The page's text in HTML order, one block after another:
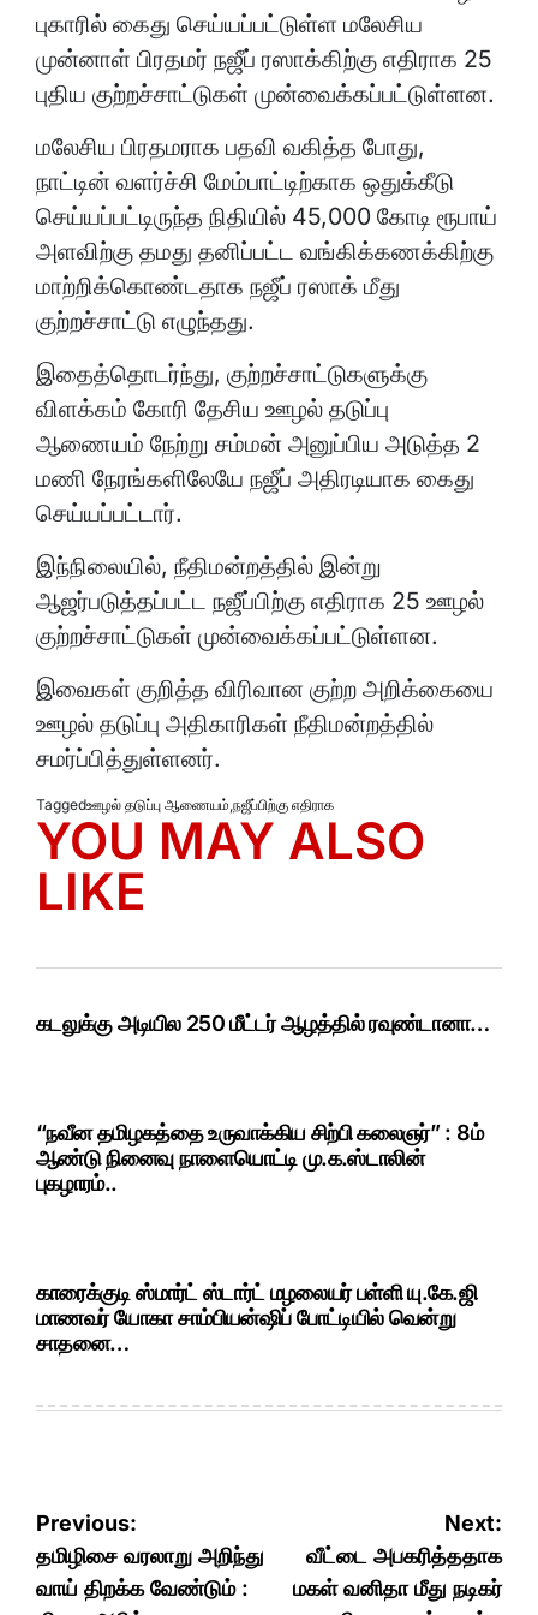
புகாரில் கைது செய்யப்பட்டுள்ள மலேசிய
முன்னாள் பிரதமர் நஜீப் ரஸாக்கிற்கு எதிராக 25
புதிய குற்றச்சாட்டுகள் முன்வைக்கப்பட்டுள்ளன.
மலேசிய பிரதமராக பதவி வகித்த போது,
நாட்டின் வளர்ச்சி மேம்பாட்டிற்காக ஒதுக்கீடு
செய்யப்பட்டிருந்த நிதியில் 45,000 கோடி ரூபாய்
அளவிற்கு தமது தனிப்பட்ட வங்கிக்கணக்கிற்கு
மாற்றிக்கொண்டதாக நஜீப் ரஸாக் மீது
குற்றச்சாட்டு எழுந்தது.
இதைத்தொடர்ந்து, குற்றச்சாட்டுகளுக்கு
விளக்கம் கோரி தேசிய ஊழல் தடுப்பு
ஆணையம் நேற்று சம்மன் அனுப்பிய அடுத்த 2
மணி நேரங்களிலேயே நஜீப் அதிரடியாக கைது
செய்யப்பட்டார்.
இந்நிலையில், நீதிமன்றத்தில் இன்று
ஆஜர்படுத்தப்பட்ட நஜீப்பிற்கு எதிராக 25 ஊழல்
குற்றச்சாட்டுகள் முன்வைக்கப்பட்டுள்ளன.
இவைகள் குறித்த விரிவான குற்ற அறிக்கையை
ஊழல் தடுப்பு அதிகாரிகள் நீதிமன்றத்தில்
சமர்ப்பித்துள்ளனர்.
Taggedஊழல் தடுப்பு ஆணையம்,நஜீப்பிற்கு எதிராக
YOU MAY ALSO
LIKE
கடலுக்கு அடியில 250 மீட்டர் ஆழத்தில் ரவுண்டானா…
“நவீன தமிழகத்தை உருவாக்கிய சிற்பி கலைஞர்” : 8ம்
ஆண்டு நினைவு நாளையொட்டி மு.க.ஸ்டாலின்
புகழாரம்..
காரைக்குடி ஸ்மார்ட் ஸ்டார்ட் மழலையர் பள்ளி யு.கே.ஜி
மாணவர் யோகா சாம்பியன்ஷிப் போட்டியில் வென்று
சாதனை…
Post
navigation
Previous:
தமிழிசை வரலாறு அறிந்து
வாய் திறக்க வேண்டும் :
Next:
வீட்டை அபகரித்ததாக
மகள் வனிதா மீது நடிகர்